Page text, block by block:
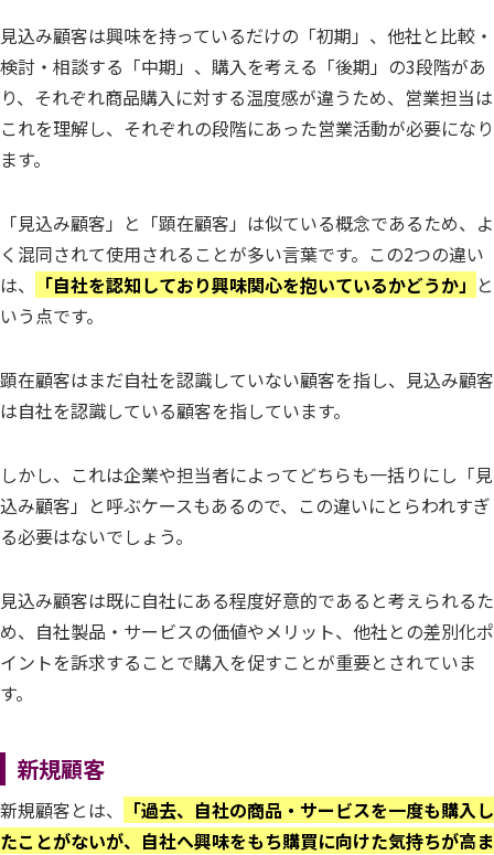
見込み顧客は興味を持っているだけの「初期」、他社と比較・
検討・相談する「中期」、購入を考える「後期」の3段階があ
り、それぞれ商品購入に対する温度感が違うため、営業担当は
これを理解し、それぞれの段階にあった営業活動が必要になり
ます。
「見込み顧客」と「顕在顧客」は似ている概念であるため、よ
く混同されて使用されることが多い言葉です。この2つの違い
は、
「自社を認知しており興味関心を抱いているかどうか」 と
いう点です。
顕在顧客はまだ自社を認識していない顧客を指し、見込み顧客
は自社を認識している顧客を指しています。
しかし、これは企業や担当者によってどちらも一括りにし「見
込み顧客」と呼ぶケースもあるので、この違いにとらわれすぎ
る必要はないでしょう。
見込み顧客は既に自社にある程度好意的であると考えられるた
め、自社製品・サービスの価値やメリット、他社との差別化ポ
イントを訴求することで購入を促すことが重要とされていま
す。
新規顧客
新規顧客とは、
「過去、自社の商品・サービスを一度も購入し
たことがないが、自社へ興味をもち購買に向けた気持ちが高ま